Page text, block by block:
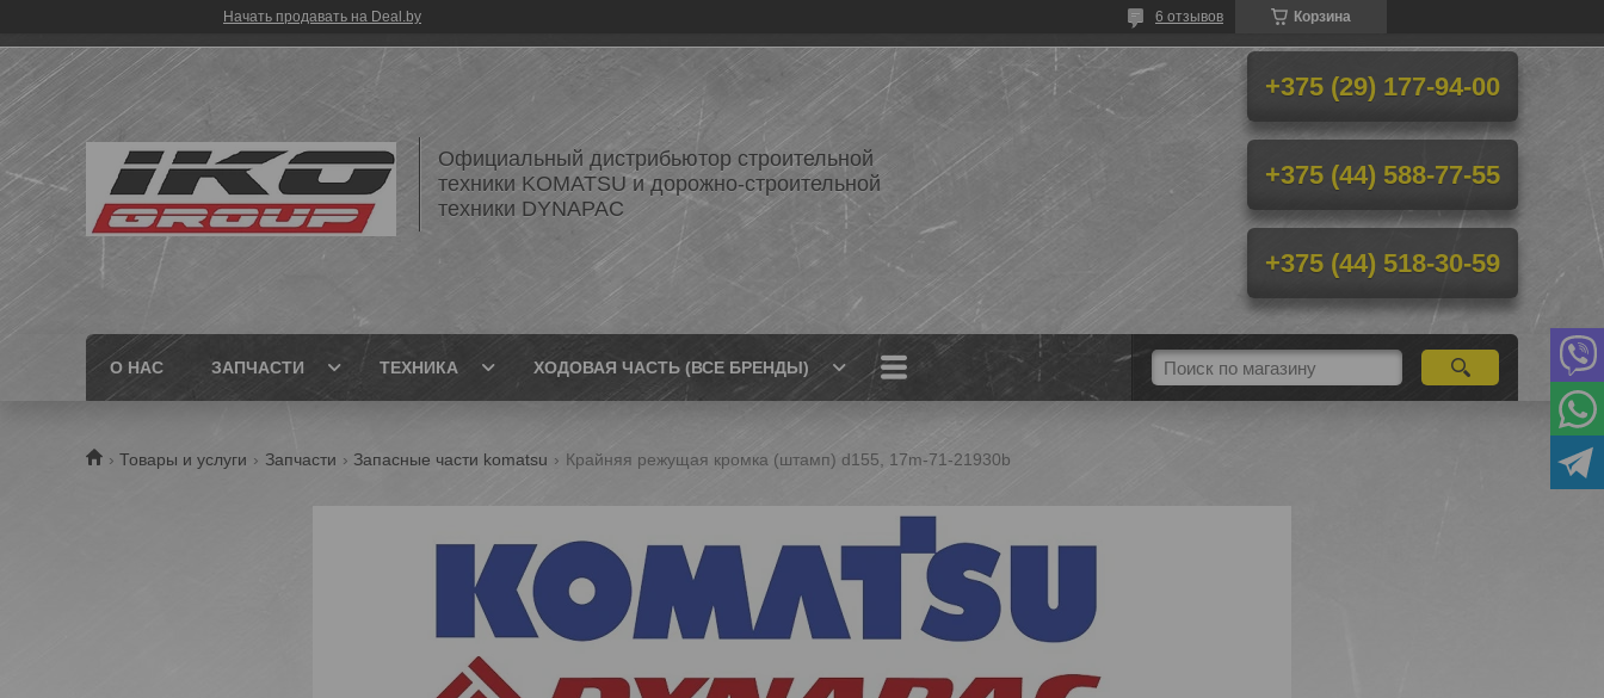
Начать продавать на Deal.by Корзина
6 отзывов
Официальный дистрибьютор строительной
техники KOMATSU и дорожно-строительной
техники DYNAPAC
+375 (29) 177-94-00
+375 (44) 588-77-55
+375 (44) 518-30-59
О НАС ЗАПЧАСТИ ТЕХНИКА ХОДОВАЯ ЧАСТЬ (ВСЕ БРЕНДЫ)
Товары и услуги Запчасти Запасные части komatsu Крайняя режущая кромка (штамп) d155, 17m-71-21930b